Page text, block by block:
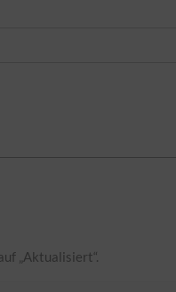
„Aktualisiert“.